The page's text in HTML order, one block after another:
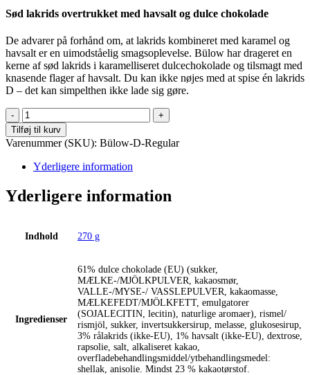
Sød lakrids overtrukket med havsalt og dulce chokolade
De advarer på forhånd om, at lakrids kombineret med karamel og
havsalt er en uimodståelig smagsoplevelse. Bülow har drageret en
kerne af sød lakrids i karamelliseret dulcechokolade og tilsmagt med
knasende flager af havsalt. Du kan ikke nøjes med at spise én lakrids
D – det kan simpelthen ikke lade sig gøre.
Lakrids
by
Bülow
-
D
Salt
&
Caramel
antal
Tilføj til kurv
Varenummer (SKU): Bülow-D-Regular
Yderligere information
Yderligere information
Indhold 270 g
Ingredienser
61% dulce chokolade (EU) (sukker,
MÆLKE-/MJÖLKPULVER, kakaosmør,
VALLE-/MYSE-/ VASSLEPULVER, kakaomasse,
MÆLKEFEDT/MJÖLKFETT, emulgatorer
(SOJALECITIN, lecitin), naturlige aromaer), rismel/
rismjöl, sukker, invertsukkersirup, melasse, glukosesirup,
3% rålakrids (ikke-EU), 1% havsalt (ikke-EU), dextrose,
rapsolie, salt, alkaliseret kakao,
overfladebehandlingsmiddel/ytbehandlingsmedel:
shellak, anisolie. Mindst 23 % kakaotørstof.